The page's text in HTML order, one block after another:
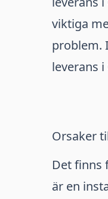
viktiga
problem.
leverans
Orsaker
Det finns
är en